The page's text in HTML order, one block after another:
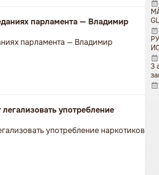
парламента — Владимир
парламента — Владимир
употребление
употребление наркотиков
3